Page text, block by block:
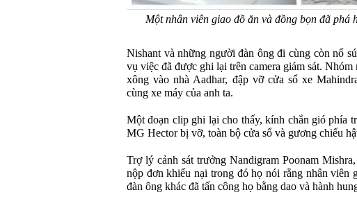
Một nhân viên giao đồ ăn và đồng bọn đã phá
Nishant và những người đàn ông đi cùng còn nổ
vụ việc đã được ghi lại trên camera giám sát.
xông vào nhà Aadhar, đập vỡ cửa sổ xe
cùng xe máy của anh ta.
Một đoạn clip ghi lại cho thấy, kính chắn gió phía
MG Hector bị vỡ, toàn bộ cửa sổ và gương chiếu
Trợ lý cảnh sát trưởng Nandigram Poonam
nộp đơn khiếu nại trong đó họ nói rằng nhân viên
đàn ông khác đã tấn công họ bằng dao và hành